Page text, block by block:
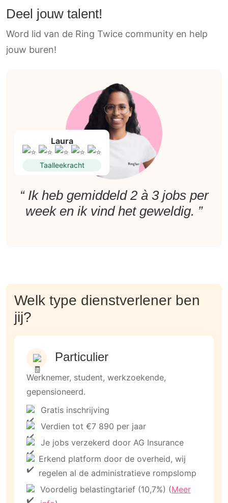
Deel jouw talent!
Word lid van de Ring Twice community en help
jouw buren!
Laura
Taalleekracht
“ Ik heb gemiddeld 2 à 3 jobs per
week en ik vind het geweldig. ”
Welk type dienstverlener ben
jij?
Particulier
Werknemer, student, werkzoekende,
gepensioneerd.
Gratis inschrijving
Verdien tot €7 890 per jaar
Je jobs verzekerd door AG Insurance
Erkend platform door de overheid, wij
regelen al de administratieve rompslomp
Voordelig belastingtarief (10,7%) (Meer